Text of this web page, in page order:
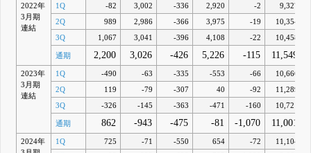
2022年
3月期
連結
1Q -82 3,002 -336 2,920 -2
9,327
2Q
989 2,986 -366 3,975 -19
10,354
3Q
1,067 3,041 -396 4,108 -22 10,458
通期 2,200 3,026 -426 5,226 -115 11,549
2023年
3月期
連結
1Q -490 -63 -335 -553 -66
10,666
2Q
119 -79 -307 40 -92
11,289
3Q
-326 -145 -363 -471 -160 10,721
通期 862 -943 -475 -81 -1,070 11,001
2024年
1Q 725 -71 -550 654 -72
11,104